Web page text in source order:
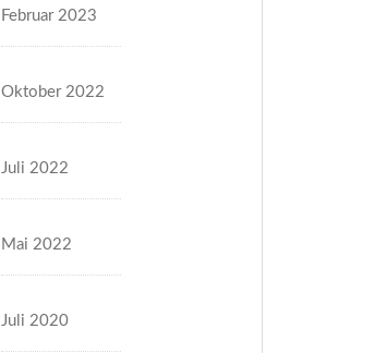
Februar 2023
Oktober 2022
Juli 2022
Mai 2022
Juli 2020